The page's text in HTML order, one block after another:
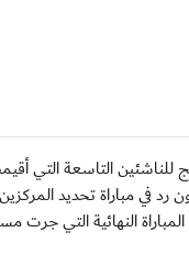
95 بالميدالية البرونزية لبطولة الخليج للناشئين التاسعة
منتخب الكويت بهدف دون رد في مباراة تحديد
النهائية التي جرت